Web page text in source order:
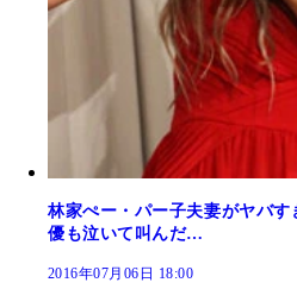
林家ぺー・パー子夫妻がヤバ
優も泣いて叫んだ…
2016年07月06日 18:00